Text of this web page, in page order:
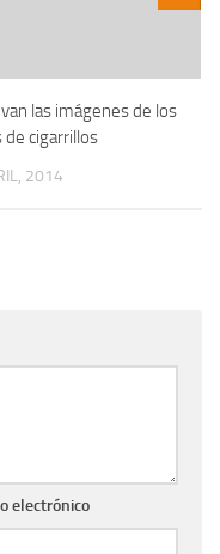
las imágenes de los
de cigarrillos
2014
electrónico